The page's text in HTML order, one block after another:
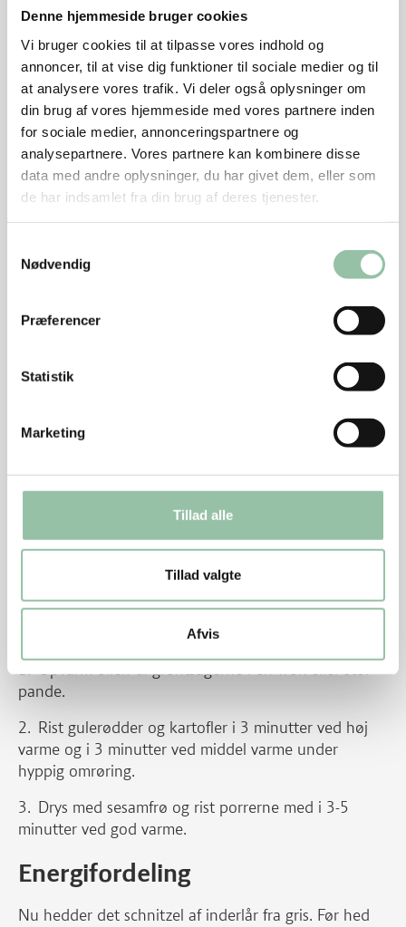
Denne hjemmeside bruger cookies
Vi bruger cookies til at tilpasse vores indhold og
annoncer, til at vise dig funktioner til sociale medier og til
at analysere vores trafik. Vi deler også oplysninger om
din brug af vores hjemmeside med vores partnere inden
for sociale medier, annonceringspartnere og
analysepartnere. Vores partnere kan kombinere disse
data med andre oplysninger, du har givet dem, eller som
de har indsamlet fra din brug af deres tjenester.
Nødvendig
Præferencer
Statistik
Marketing
Tillad alle
Tillad valgte
Afvis
Rør af og til.
Rør persille og rasp i.
Kødet
Dup schnitzlerne tørre med køkkenrulle.
Krydr med salt og peber.
Luk med en kødnål.
Snit kødet i folden på ydersiden, så lukker de sig
ikke op efter stegning.
Varm olien på en pande og brun først kødet 1
Skru ned til svag varme.
Tilsæt mere vand, hvis det fordamper.
Tag kødet af panden.
Opvarm olien til grøntsagerne i en wok eller stor
pande.
Rist gulerødder og kartofler i 3 minutter ved høj
varme og i 3 minutter ved middel varme under
hyppig omrøring.
Drys med sesamfrø og rist porrerne med i 3-5
minutter ved god varme.
Energifordeling
Nu hedder det schnitzel af inderlår fra gris. Før hed